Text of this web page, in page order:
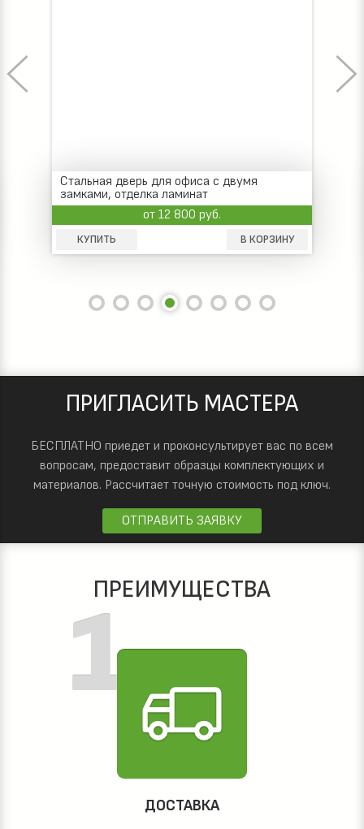
Стальная дверь для офиса с двумя
замками, отделка ламинат
от 12 800 руб.
КУПИТЬ В КОРЗИНУ
ПРИГЛАСИТЬ МАСТЕРА
БЕСПЛАТНО приедет и проконсультирует вас по всем
вопросам, предоставит образцы комплектующих и
материалов. Рассчитает точную стоимость под ключ.
ОТПРАВИТЬ ЗАЯВКУ
ПРЕИМУЩЕСТВА
ДОСТАВКА